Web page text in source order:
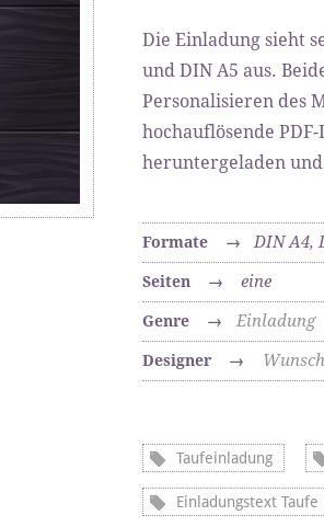
Die Einladung sieht
und DIN A5 aus.
Personalisieren des
hochauflösende
heruntergeladen
Formate → DIN A4,
Seiten → eine
Genre → Einladung
Designer →
Taufeinladung
Einladungstext Taufe